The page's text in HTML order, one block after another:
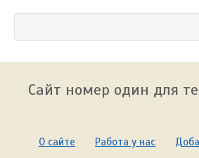
Сайт номер один для
О сайте Работа у нас